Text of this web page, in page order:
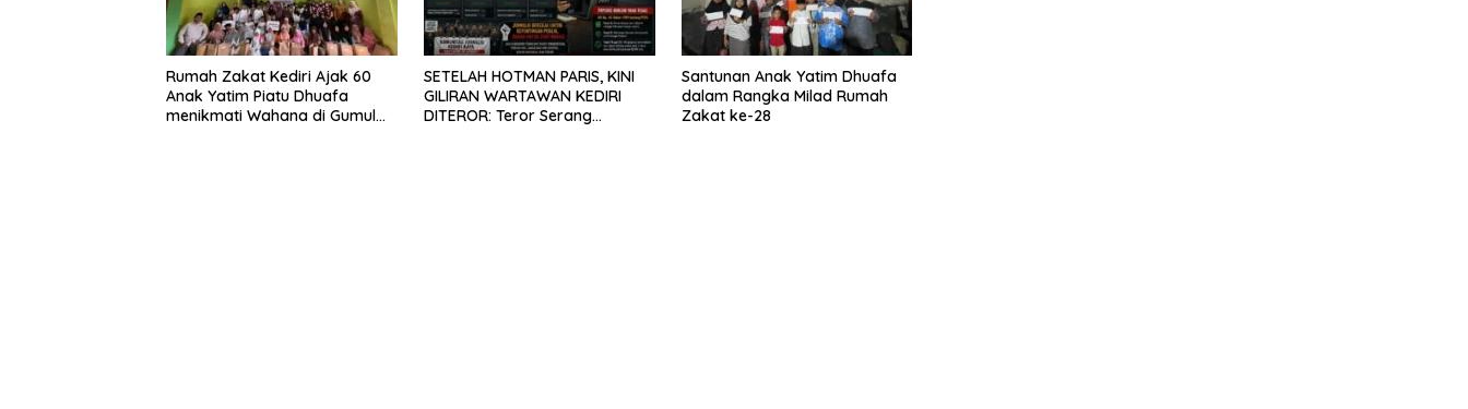
Rumah Zakat Kediri Ajak 60
Anak Yatim Piatu Dhuafa
menikmati Wahana di Gumul
SETELAH HOTMAN PARIS, KINI
GILIRAN WARTAWAN KEDIRI
DITEROR: Teror Serang
Santunan Anak Yatim Dhuafa
dalam Rangka Milad Rumah
Zakat ke-28